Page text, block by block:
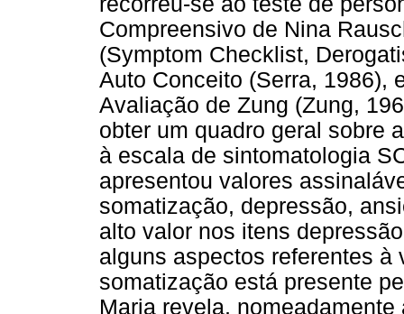
Compreensivo de Nina
(Symptom Checklist,
Auto Conceito (Serra, 1986),
Avaliação de Zung (Zung,
obter um quadro geral sobre
à escala de sintomatologia
apresentou valores
somatização, depressão,
alto valor nos itens
alguns aspectos referentes à
somatização está presente
Maria revela,